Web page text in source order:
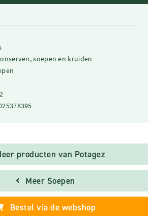
soepen en kruiden
producten van Potagez
Meer Soepen
Bestel via de webshop